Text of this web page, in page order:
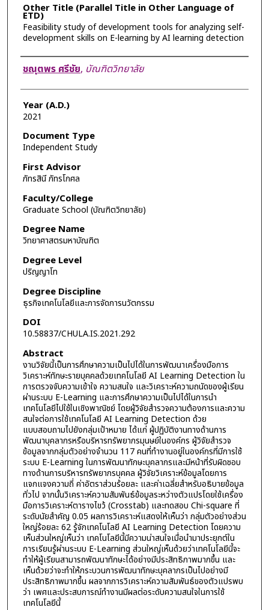
Other Title (Parallel Title in Other Language of
ETD)
Feasibility study of development tools for analyzing self-
development skills on E-learning by AI learning detection
Author
ชณุตพร ศรีชัย, บัณฑิตวิทยาลัย
Year (A.D.)
2021
Document Type
Independent Study
First Advisor
ภัทรสินี ภัทรโกศล
Faculty/College
Graduate School (บัณฑิตวิทยาลัย)
Degree Name
วิทยาศาสตรมหาบัณฑิต
Degree Level
ปริญญาโท
Degree Discipline
ธุรกิจเทคโนโลยีและการจัดการนวัตกรรม
DOI
10.58837/CHULA.IS.2021.292
Abstract
งานวิจัยนี้เป็นการศึกษาความเป็นไปได้ในการพัฒนาเครื่องมือการ
วิเคราะห์ทักษะรายบุคคลด้วยเทคโนโลยี AI Learning Detection ใน
การตรวจจับความเข้าใจ ความสนใจ และวิเคราะห์ความถนัดของผู้เรียน
ผ่านระบบ E-Learning และการศึกษาความเป็นไปได้ในการนำ
เทคโนโลยีไปใช้ในเชิงพาณิชย์ โดยผู้วิจัยสำรวจความต้องการและความ
สนใจต่อการใช้เทคโนโลยี AI Learning Detection ด้วย
แบบสอบถามไปยังกลุ่มเป้าหมาย ได้แก่ ผู้ปฏิบัติงานทางด้านการ
พัฒนาบุคลากรหรือบริหารทรัพยากรมุนษย์ในองค์กร ผู้วิจัยสำรวจ
ข้อมูลจากกลุ่มตัวอย่างจำนวน 117 คนที่ทำงานอยู่ในองค์กรที่มีการใช้
ระบบ E-Learning ในการพัฒนาทักษะบุคลากรและมีหน้าที่รับผิดชอบ
ทางด้านการบริหารทรัพยากรบุคคล ผู้วิจัยวิเคราะห์ข้อมูลโดยการ
แจกแจงความถี่ ค่าอัตราส่วนร้อยละ และค่าเฉลี่ยสำหรับอธิบายข้อมูล
ทั่วไป จากนั้นวิเคราะห์ความสัมพันธ์ข้อมูลระหว่างตัวแปรโดยใช้เครื่อง
มือการวิเคราะห์ตารางไขว้ (Crosstab) และทดสอบ Chi-square ที่
ระดับนัยสำคัญ 0.05 ผลการวิเคราะห์แสดงให้เห็นว่า กลุ่มตัวอย่างส่วน
ใหญ่ร้อยละ 62 รู้จักเทคโนโลยี AI Learning Detection โดยความ
เห็นส่วนใหญ่เห็นว่า เทคโนโลยีนี้มีความน่าสนใจเมื่อนำมาประยุกต์ใน
การเรียนรู้ผ่านระบบ E-Learning ส่วนใหญ่เห็นด้วยว่าเทคโนโลยีนี้จะ
ทำให้ผู้เรียนสามารถพัฒนาทักษะได้อย่างมีประสิทธิภาพมากขึ้น และ
เห็นด้วยว่าจะทำให้กระบวนการพัฒนาทักษะบุคลากรเป็นไปอย่างมี
ประสิทธิภาพมากขึ้น ผลจากการวิเคราะห์ความสัมพันธ์ของตัวแปรพบ
ว่า เพศและประสบการณ์ทำงานมีผลต่อระดับความสนใจในการใช้
เทคโนโลยีนี้